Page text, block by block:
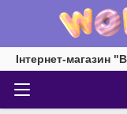
Інтернет-магазин